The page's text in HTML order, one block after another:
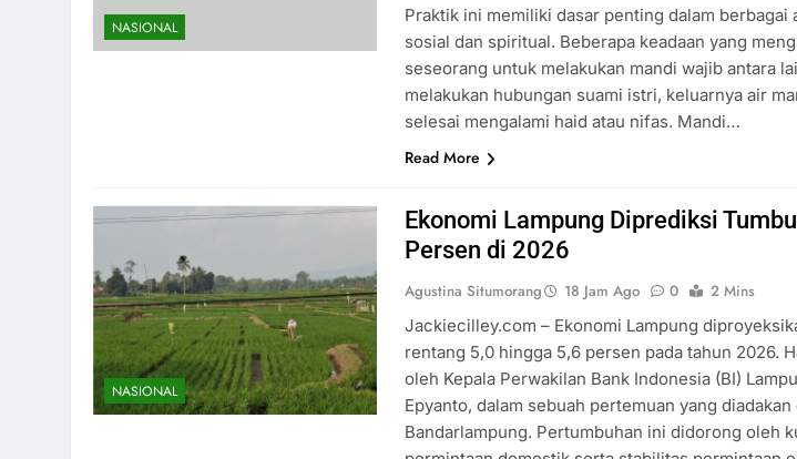
NASIONAL
Praktik ini memiliki dasar penting dalam berbagai
sosial dan spiritual. Beberapa keadaan yang
seseorang untuk melakukan mandi wajib antara
melakukan hubungan suami istri, keluarnya air
selesai mengalami haid atau nifas. Mandi…
Read More
NASIONAL
Ekonomi Lampung Diprediksi
Persen di 2026
Agustina Situmorang 18 Jam Ago 0
2 Mins
Jackiecilley.com – Ekonomi Lampung
rentang 5,0 hingga 5,6 persen pada tahun 2026.
oleh Kepala Perwakilan Bank Indonesia (BI)
Epyanto, dalam sebuah pertemuan yang diadakan
Bandarlampung. Pertumbuhan ini didorong oleh